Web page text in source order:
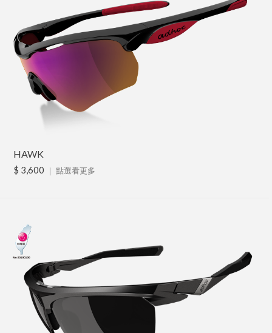
HAWK
$ 3,600 ｜ 點選看更多